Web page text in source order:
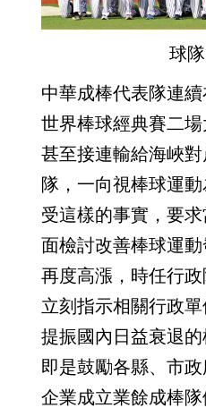
球
中華成棒代表隊連
世界棒球經典賽二場
甚至接連輸給海峽
隊，一向視棒球運
受這樣的事實，要
面檢討改善棒球運
再度高漲，時任行
立刻指示相關行政
提振國內日益衰退
即是鼓勵各縣、市
企業成立業餘成棒